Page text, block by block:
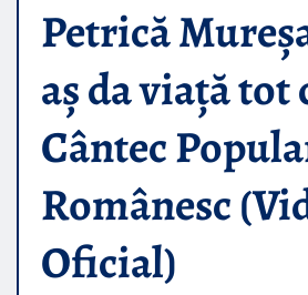
Petrică
aș da viață tot
Cântec
Românesc
Oficial)